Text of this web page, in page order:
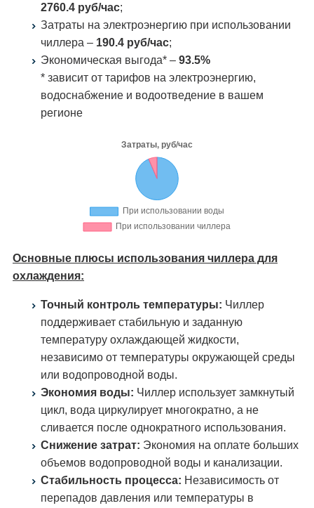
2760.4 руб/час;
Затраты на электроэнергию при использовании
чиллера – 190.4 руб/час;
Экономическая выгода* – 93.5%
* зависит от тарифов на электроэнергию,
водоснабжение и водоотведение в вашем
регионе
Основные плюсы использования чиллера для
охлаждения:
Точный контроль температуры: Чиллер
поддерживает стабильную и заданную
температуру охлаждающей жидкости,
независимо от температуры окружающей среды
или водопроводной воды.
Экономия воды: Чиллер использует замкнутый
цикл, вода циркулирует многократно, а не
сливается после однократного использования.
Снижение затрат: Экономия на оплате больших
объемов водопроводной воды и канализации.
Стабильность процесса: Независимость от
перепадов давления или температуры в